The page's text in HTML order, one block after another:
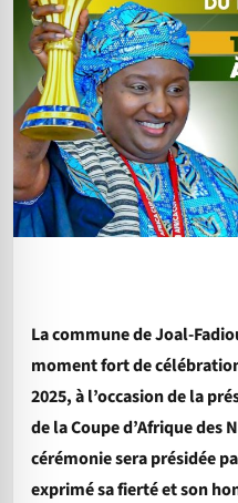
La commune de Joal-
moment fort de
2025, à l’occasion de la
de la Coupe d’Afrique des
cérémonie sera présidée
exprimé sa fierté et son